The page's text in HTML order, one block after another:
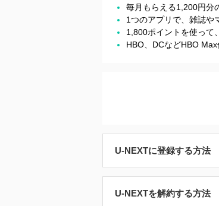
毎月もらえる1,200円分
1つのアプリで、雑誌や
1,800ポイントを使って
HBO、DCなどHBO Max
U-NEXTに登録する方法
U-NEXTを解約する方法